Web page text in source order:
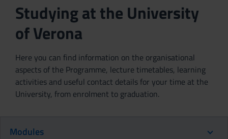
Studying at the University
of Verona
Here you can find information on the organisational
aspects of the Programme, lecture timetables, learning
activities and useful contact details for your time at the
University, from enrolment to graduation.
Modules